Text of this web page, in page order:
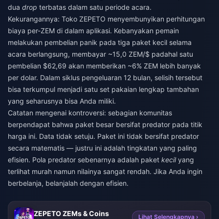
dua drop terbatas dalam satu periode acara.
Kekurangannya: Toko ZEPETO menyembunyikan perhitungan
biaya per-ZEM di dalam aplikasi. Kebanyakan pemain
melakukan pembelian panik pada tiga paket kecil selama
acara berlangsung, membayar ~15,0 ZEM/$ padahal satu
pembelian $62,69 akan memberikan ~6% ZEM lebih banyak
per dolar. Dalam siklus pengeluaran 12 bulan, selisih tersebut
bisa terkumpul menjadi satu set pakaian lengkap tambahan
yang seharusnya bisa Anda miliki.
Catatan mengenai kontroversi: sebagian komunitas
berpendapat bahwa paket besar bersifat predator pada titik
harga ini. Data tidak setuju. Paket ini tidak bersifat predator
secara matematis — justru ini adalah tingkatan yang paling
efisien. Pola predator sebenarnya adalah paket kecilyang
terlihat murah namun nilainya sangat rendah. Jika Anda ingin
berbelanja, belanjalah dengan efisien.
ZEPETO ZEMs & Coins Lihat Selengkapnya ›